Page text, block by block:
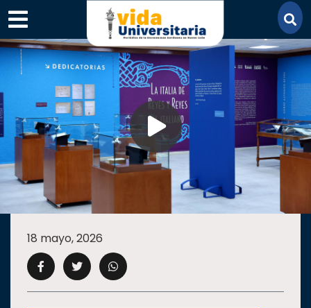
×
SECCIONES
ACADEMIA
CAMPUS UANL
18 mayo, 2026